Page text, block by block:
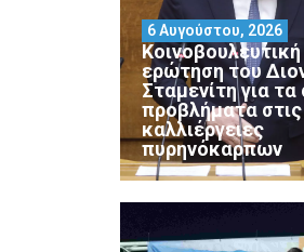
Κοινοβουλευτική
ερώτηση του
Σταμενίτη για
προβλήματα στις
καλλιέργειες
πυρηνόκαρπων
6 Αυγούστου, 2026